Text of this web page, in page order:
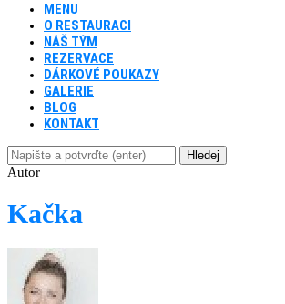
MENU
O RESTAURACI
NÁŠ TÝM
REZERVACE
DÁRKOVÉ POUKAZY
GALERIE
BLOG
KONTAKT
Hledej
Autor
Kačka